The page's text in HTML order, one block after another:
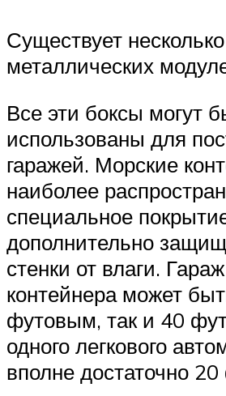
Существует
металлических
Все эти боксы могут
использованы для
гаражей. Морские
наиболее
специальное
дополнительно
стенки от влаги.
контейнера может
футовым, так и 40
одного легкового
вполне достаточно 20